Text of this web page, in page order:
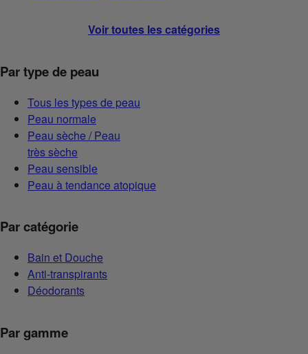
Voir toutes les catégories
Par type de peau
Tous les types de peau
Peau normale
Peau sèche / Peau
très sèche
Peau sensible
Peau à tendance atopique
Par catégorie
Bain et Douche
Anti-transpirants
Déodorants
Par gamme